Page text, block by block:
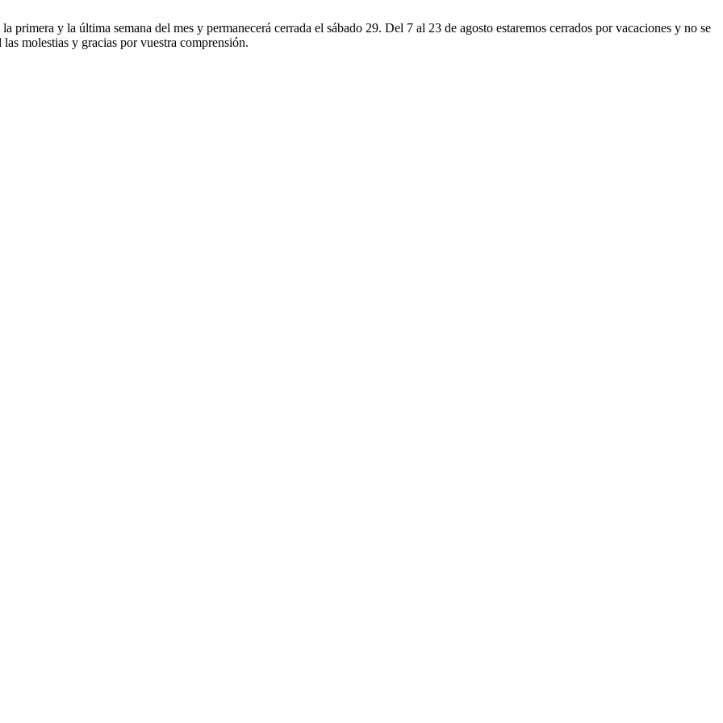
primera y la última semana del mes y permanecerá cerrada el sábado 29. Del 7 al 23 de agosto estaremos cerrados por vacaciones y no se
molestias y gracias por vuestra comprensión.